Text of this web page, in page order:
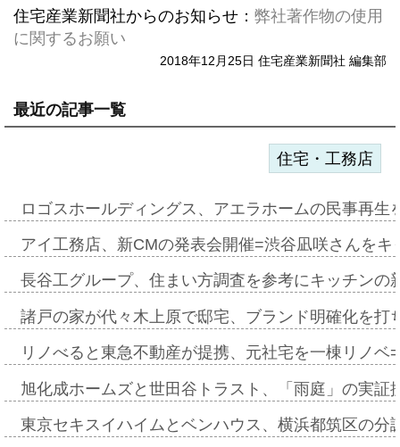
住宅産業新聞社からのお知らせ： 弊社著作物の使用
に関するお願い
2018年12月25日 住宅産業新聞社 編集部
最近の記事一覧
住宅・工務店
ロゴスホールディングス、アエラホームの民事再
アイ工務店、新CMの発表会開催=渋谷凪咲さんを
長谷工グループ、住まい方調査を参考にキッチン
諸戸の家が代々木上原で邸宅、ブランド明確化を
リノべると東急不動産が提携、元社宅を一棟リノ
旭化成ホームズと世田谷トラスト、「雨庭」の実
東京セキスイハイムとベンハウス、横浜都筑区の